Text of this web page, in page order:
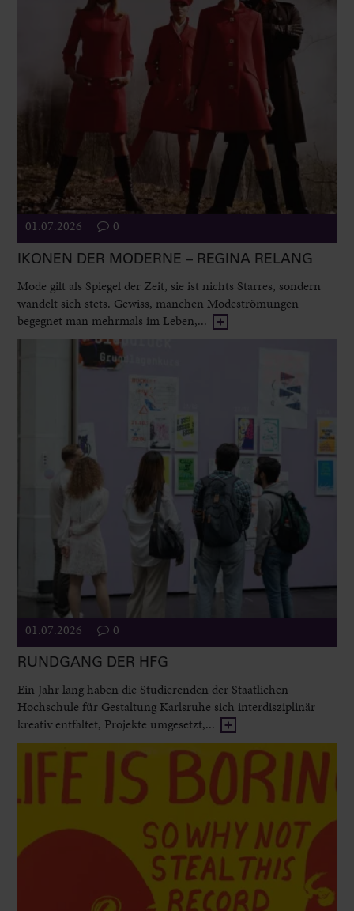
01.07.2026 0
IKONEN DER MODERNE – REGINA RELANG
Mode gilt als Spiegel der Zeit, sie ist nichts Starres, sondern
wandelt sich stets. Gewiss, manchen Modeströmungen
begegnet man mehrmals im Leben,...
01.07.2026 0
RUNDGANG DER HFG
Ein Jahr lang haben die Studierenden der Staatlichen
Hochschule für Gestaltung Karlsruhe sich interdisziplinär
kreativ entfaltet, Projekte umgesetzt,...